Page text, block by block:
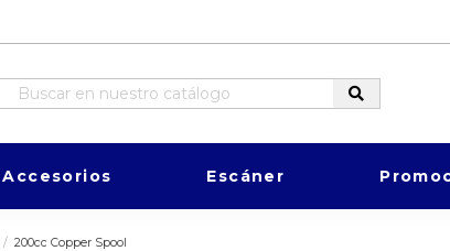
Accesorios Escáner
200cc Copper Spool